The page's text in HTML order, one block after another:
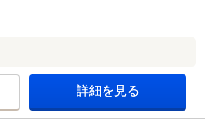
詳細を見る